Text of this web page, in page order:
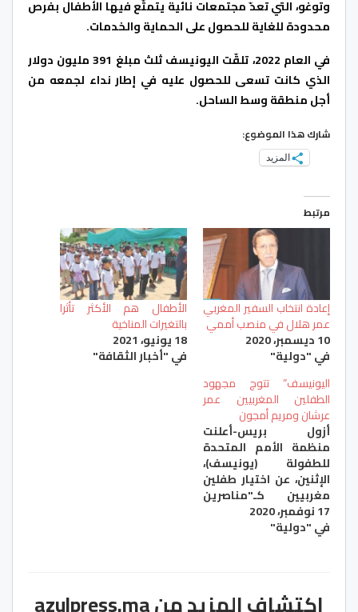
وتوغو، التي تعدّ مجتمعات نائية يتمتّع فيها الأطفال بفرص
محدودة للغاية للحصول على الحماية والخدمات.
في العام 2022، تلقّت اليونيسف ثلث مبلغ 391 مليون دولار
الذي كانت تسعى للحصول عليه في إطار نداء لجمعه من
أجل منطقة وسط الساحل.
شارك هذا الموضوع:
المزيد
مرتبط
إعادة انتخاب السفير المغربي
عمر هلال في منصب أممي
10 ديسمبر، 2020
في "دولية"
الأطفال هم الأكثر تأثرا
بالتغيرات المناخية
18 يونيو، 2021
في "أخبار الثقافة"
اليونيسف” تتوج مجهود
الطفلين المغربيين عمر
عرشان ومريم أمجون
أزول بريس-أعلنت
منظمة الأمم المتحدة
للطفولة (يونيسف)،
الإثنين، عن اختيار طفلين
مغربيين كـ"مناصرين
يافعين" لقضايا حقوق
الطفل. وقال فرع
المنظمة الأممية في
أمجون وعمر عرشان
كمناصرين يافعين
17 نوفمبر، 2020
في "دولية"